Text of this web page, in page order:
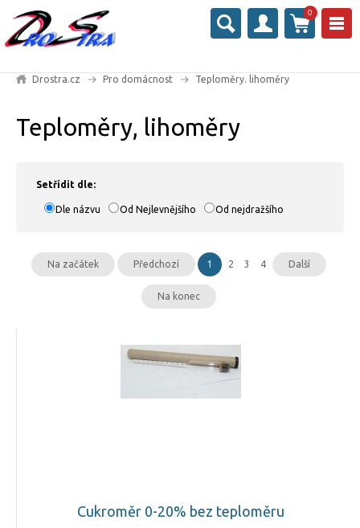
0
Drostra.cz Pro domácnost Teploměry. lihoměry
Teploměry, lihoměry
Setřídit dle:
Dle názvu Od Nejlevnějšího Od nejdražšího
Na začátek Předchozí 1 2 3 4 Další
Na konec
Cukroměr 0-20% bez teploměru